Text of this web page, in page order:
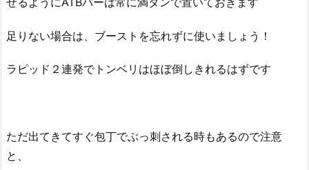
足りない場合は、ブーストを忘れずに使いましょう！
ラピッド２連発でトンベリはほぼ倒しきれるはずです
ただ出てきてすぐ包丁でぶっ刺される時もあるので注意
と、